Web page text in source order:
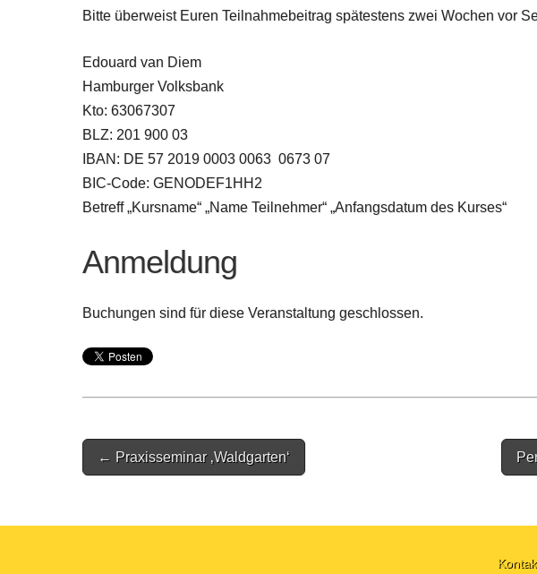
Bitte überweist Euren Teilnahmebeitrag spätestens zwei Wochen vor
Edouard van Diem
Hamburger Volksbank
Kto: 63067307
BLZ: 201 900 03
IBAN: DE 57 2019 0003 0063 0673 07
BIC-Code: GENODEF1HH2
Betreff „Kursname“ „Name Teilnehmer“ „Anfangsdatum des Kurses“
Anmeldung
Buchungen sind für diese Veranstaltung geschlossen.
Post
navigation
← Praxisseminar ‚Waldgarten‘